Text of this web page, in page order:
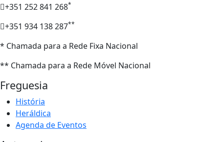
+351 252 841 268*
+351 934 138 287**
* Chamada para a Rede Fixa Nacional
** Chamada para a Rede Móvel Nacional
Freguesia
História
Heráldica
Agenda de Eventos